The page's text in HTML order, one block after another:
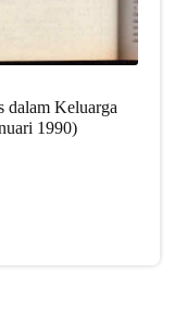
dalam Keluarga
1990)